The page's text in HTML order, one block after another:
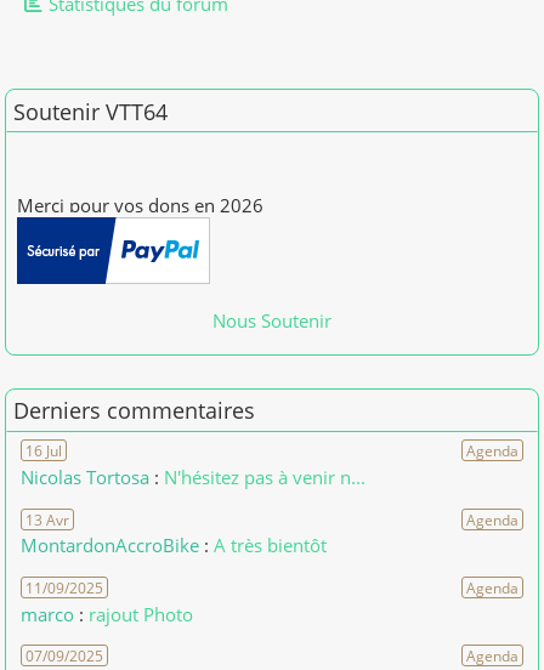
Soutenir VTT64
[01/01/2026] patdam
Nous Soutenir
Derniers commentaires
16 Jul Agenda
Nicolas Tortosa : N'hésitez pas à venir n...
13 Avr Agenda
MontardonAccroBike :A très bientôt
11/09/2025 Agenda
marco : rajout Photo
07/09/2025 Agenda